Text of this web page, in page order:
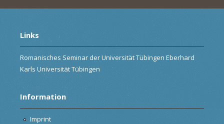
Links
Romanisches Seminar der Universität Tübingen Eberhard
Karls Universität Tübingen
Information
Imprint